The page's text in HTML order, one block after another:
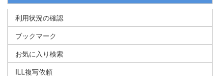
利用状況の確認
ブックマーク
お気に入り検索
ILL複写依頼